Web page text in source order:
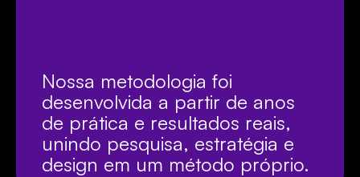
Nossa metodologia foi
desenvolvida a partir de anos
de prática e resultados reais,
unindo pesquisa, estratégia e
design em um método próprio.